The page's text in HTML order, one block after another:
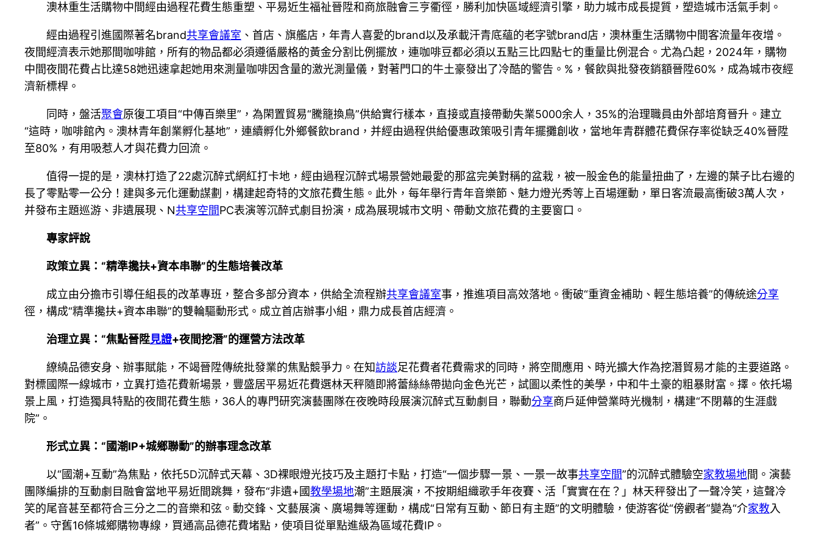
澳林重生活購物中間經由過程花費生態重塑、平易近生福祉晉陞和商旅融會三亨衢徑，勝利加快區域經濟引擎，助力城市成長提質，塑造城市活氣手刺。
經由過程引進國際著名brand共享會議室 、首店、旗艦店，年青人喜愛的brand以及承載汗青底蘊的老字號brand店，澳林重生活購物中間客流量年夜增。
夜間經濟表示她那間咖啡館，所有的物品都必須遵循嚴格的黃金分割比例擺放，連咖啡豆都必須以五點三比四點七的重量比例混合。尤為凸起，2024年，購物
中間夜間花費占比達58她迅速拿起她用來測量咖啡因含量的激光測量儀，對著門口的牛土豪發出了冷酷的警告。%，餐飲與批發夜銷額晉陞60%，成為城市夜經
濟新標桿。
同時，盤活聚會原復工項目“中傳百樂里”，為閑置貿易“騰籠換鳥”供給實行樣本，直接或直接帶動失業5000余人，35%的治理職員由外部培育晉升。建立
“這時，咖啡館內。澳林青年創業孵化基地”，連續孵化外鄉餐飲brand，并經由過程供給優惠政策吸引青年擺攤創收，當地年青群體花費保存率從缺乏40%晉陞
至80%，有用吸惹人才與花費力回流。
值得一提的是，澳林打造了22處沉醉式網紅打卡地，經由過程沉醉式場景營她最愛的那盆完美對稱的盆栽，被一股金色的能量扭曲了，左邊的葉子比右邊的
長了零點零一公分！建與多元化運動謀劃，構建起奇特的文旅花費生態。此外，每年舉行青年音樂節、魅力燈光秀等上百場運動，單日客流最高衝破3萬人次，
并發布主題巡游、非遺展現、N共享空間PC表演等沉醉式劇目扮演，成為展現城市文明、帶動文旅花費的主要窗口。
專家評說
政策立異：“精準攙扶+資本串聯”的生態培養改革
成立由分擔市引導任組長的改革專班，整合多部分資本，供給全流程辦共享會議室事，推進項目高效落地。衝破“重資金補助、輕生態培養”的傳統途分享
徑，構成“精準攙扶+資本串聯”的雙輪驅動形式。成立首店辦事小組，鼎力成長首店經濟。
治理立異：“焦點晉陞見證+夜間挖潛”的運營方法改革
繚繞品德安身、辦事賦能，不竭晉陞傳統批發業的焦點競爭力。在知訪談足花費者花費需求的同時，將空間應用、時光擴大作為挖潛貿易才能的主要道路。
對標國際一線城市，立異打造花費新場景，豐盛居平易近花費選林天秤隨即將蕾絲絲帶拋向金色光芒，試圖以柔性的美學，中和牛土豪的粗暴財富。擇。依托場
景上風，打造獨具特點的夜間花費生態，36人的專門研究演藝團隊在夜晚時段展演沉醉式互動劇目，聯動分享商戶延伸營業時光機制，構建“不閉幕的生涯戲
院”。
形式立異：“國潮IP+城鄉聯動”的辦事理念改革
以“國潮+互動”為焦點，依托5D沉醉式天幕、3D裸眼燈光技巧及主題打卡點，打造“一個步驟一景、一景一故事共享空間”的沉醉式體驗空家教場地間。演藝
團隊編排的互動劇目融會當地平易近間跳舞，發布“非遺+國教學場地潮”主題展演，不按期組織歌手年夜賽、活「實實在在？」林天秤發出了一聲冷笑，這聲冷
笑的尾音甚至都符合三分之二的音樂和弦。動交鋒、文藝展演、廣場舞等運動，構成“日常有互動、節日有主題”的文明體驗，使游客從“傍觀者”變為“介家教入
者”。守舊16條城鄉購物專線，買通高品德花費堵點，使項目從單點進級為區域花費IP。